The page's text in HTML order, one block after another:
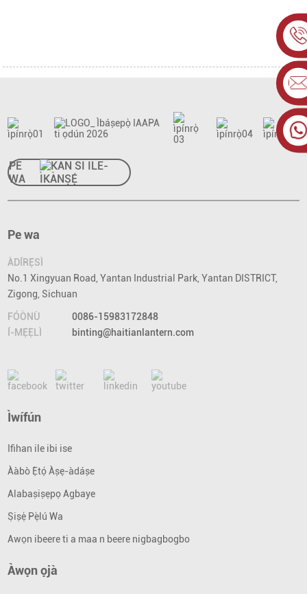
PE
WA
Pe wa
ÀDÍRẸ́SÌ
No.1 Xingyuan Road, Yantan Industrial Park, Yantan DISTRICT,
Zigong, Sichuan
FÓÒNÙ
0086-15983172848
Í-MẸ́Ẹ̀LÌ
binting@haitianlantern.com
Ìwífún
Ifihan ile ibi ise
Ààbò Ẹ̀tọ́ Àṣẹ-àdáṣe
Alabaṣiṣẹpọ Agbaye
Ṣiṣẹ́ Pẹ̀lú Wa
Awọn ibeere ti a maa n beere nigbagbogbo
Àwọn ọjà